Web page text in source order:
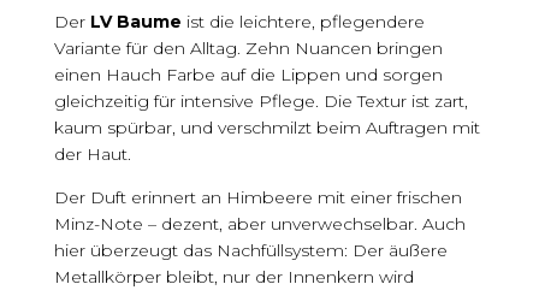
Der LV Baume ist die leichtere, pflegendere
Variante für den Alltag. Zehn Nuancen bringen
einen Hauch Farbe auf die Lippen und sorgen
gleichzeitig für intensive Pflege. Die Textur ist zart,
kaum spürbar, und verschmilzt beim Auftragen mit
der Haut.
Der Duft erinnert an Himbeere mit einer frischen
Minz-Note – dezent, aber unverwechselbar. Auch
hier überzeugt das Nachfüllsystem: Der äußere
Metallkörper bleibt, nur der Innenkern wird